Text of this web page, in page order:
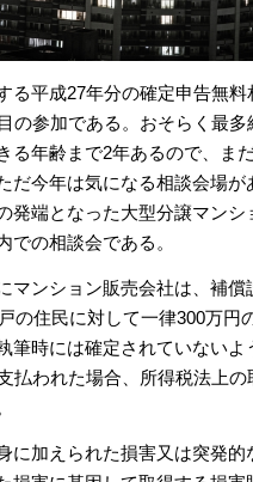
る平成27年分の確定申告無料
の参加である。おそらく最多
る年齢まで2年あるので、ま
だ今年は気になる相談会場が
発端となった大型分譲マンシ
での相談会である。
ンション販売会社は、補償
の住民に対して一律300万円の
筆時には確定されていないよ
払われた場合、所得税法上の
に加えられた損害又は突発的